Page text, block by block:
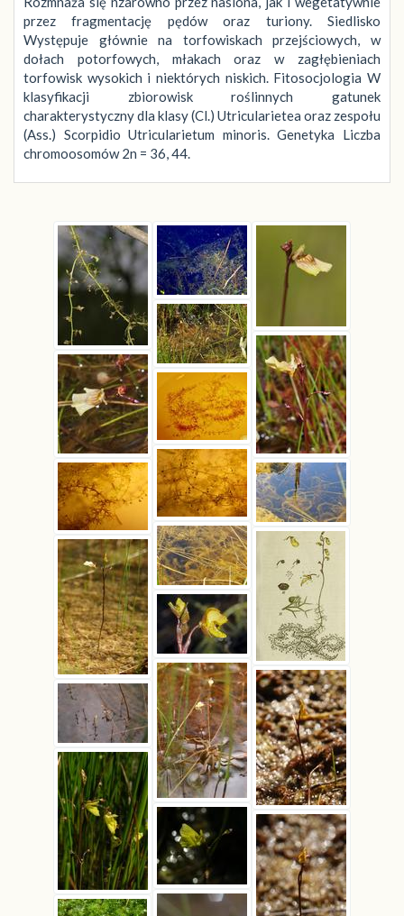
przez fragmentację pędów oraz turiony. Siedlisko
Występuje głównie na torfowiskach przejściowych, w
dołach potorfowych, młakach oraz w zagłębieniach
torfowisk wysokich i niektórych niskich. Fitosocjologia W
klasyfikacji zbiorowisk roślinnych gatunek
charakterystyczny dla klasy (Cl.) Utricularietea oraz zespołu
(Ass.) Scorpidio Utricularietum minoris. Genetyka Liczba
chromoosomów 2n = 36, 44.